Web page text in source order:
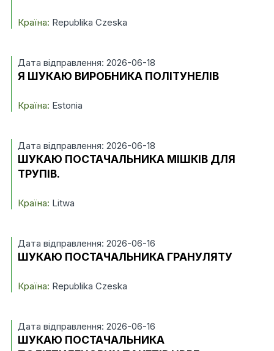
Країна: Republika Czeska
Дата відправлення: 2026-06-18
Я ШУКАЮ ВИРОБНИКА ПОЛІТУНЕЛІВ
Країна: Estonia
Дата відправлення: 2026-06-18
ШУКАЮ ПОСТАЧАЛЬНИКА МІШКІВ ДЛЯ
ТРУПІВ.
Країна: Litwa
Дата відправлення: 2026-06-16
ШУКАЮ ПОСТАЧАЛЬНИКА ГРАНУЛЯТУ
Країна: Republika Czeska
Дата відправлення: 2026-06-16
ШУКАЮ ПОСТАЧАЛЬНИКА